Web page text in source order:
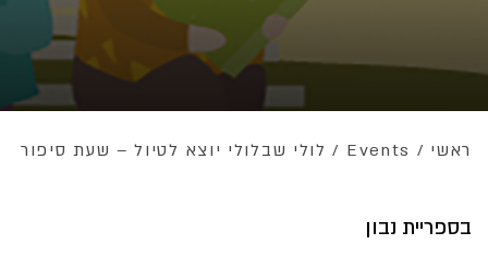
ראשי /
Events
/ לולי שבלולי יוצא לטיול – שעת סיפור
בספריית נבון